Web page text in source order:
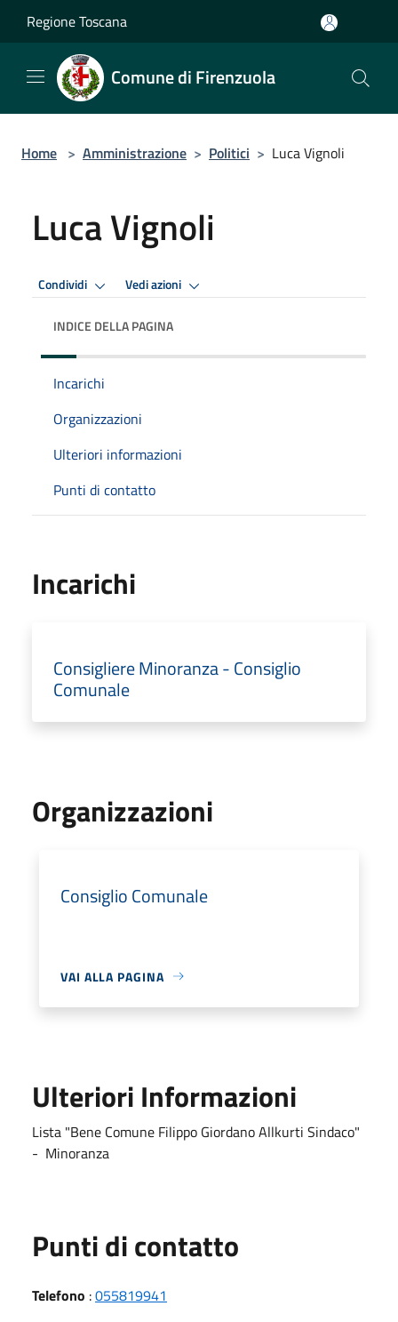
Regione Toscana
Comune di Firenzuola
Home > Amministrazione > Politici > Luca Vignoli
Luca Vignoli
Condividi Vedi azioni
INDICE DELLA PAGINA
Incarichi
Organizzazioni
Ulteriori informazioni
Punti di contatto
Incarichi
Consigliere Minoranza - Consiglio
Comunale
Organizzazioni
Consiglio Comunale
VAI ALLA PAGINA
Ulteriori Informazioni
Lista "Bene Comune Filippo Giordano Allkurti Sindaco"
- Minoranza
Punti di contatto
Telefono :055819941